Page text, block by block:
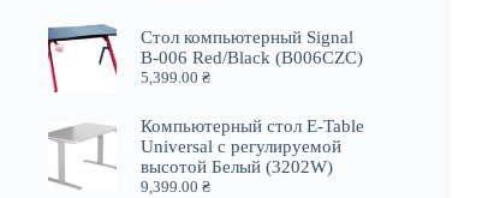
Стол компьютерный Signal
B-006 Red/Black (B006CZC)
5,399.00₴
Компьютерный стол E-Table
Universal с регулируемой
высотой Белый (3202W)
9,399.00₴